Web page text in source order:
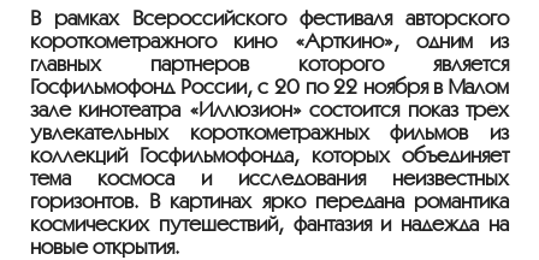
В рамках Всероссийского фестиваля авторского
короткометражного кино «Арткино», одним из
главных партнеров которого является
Госфильмофонд России, с 20 по 22 ноября в Малом
зале кинотеатра «Иллюзион» состоится показ трёх
увлекательных короткометражных фильмов из
коллекций Госфильмофонда, которых объединяет
тема космоса и исследования неизвестных
горизонтов. В картинах ярко передана романтика
космических путешествий, фантазия и надежда на
новые открытия.